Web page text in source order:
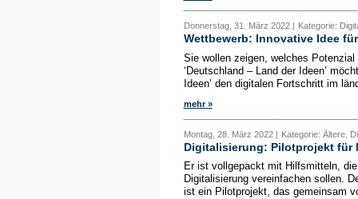
Donnerstag, 31. März 2022 | Kategorie:
Wettbewerb: Innovative Idee
Sie wollen zeigen, welches
‘Deutschland – Land der Ideen’
Ideen’ den digitalen Fortschritt im
mehr »
Montag, 28. März 2022 | Kategorie: Ältere,
Digitalisierung: Pilotprojekt für
Er ist vollgepackt mit Hilfsmitteln,
Digitalisierung vereinfachen sollen.
ist ein Pilotprojekt, das gemeinsam